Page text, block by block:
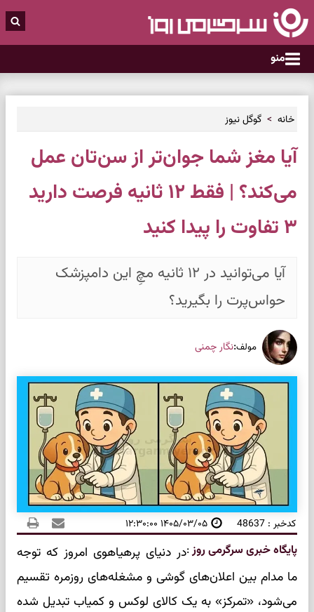
منو
خانه گوگل نیوز
آیا مغز شما جوان‌تر از سن‌تان عمل
می‌کند؟ | فقط ۱۲ ثانیه فرصت دارید
۳ تفاوت را پیدا کنید
آیا می‌توانید در ۱۲ ثانیه مچِ این دامپزشک
حواس‌پرت را بگیرید؟
مولف:نگار چمنی
کدخبر : 48637 ۱۴۰۵/۰۳/۰۵ ۱۲:۳۰:۰۰
پایگاه خبری سرگرمی روز:در دنیای پرهیاهوی امروز که توجه
ما مدام بین اعلان‌های گوشی و مشغله‌های روزمره تقسیم
می‌شود، «تمرکز» به یک کالای لوکس و کمیاب تبدیل شده